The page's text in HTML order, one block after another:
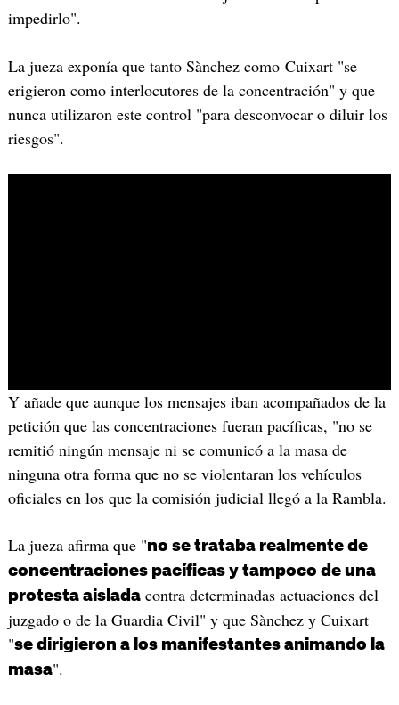
impedirlo".
La jueza exponía que tanto Sànchez como Cuixart "se
erigieron como interlocutores de la concentración" y que
nunca utilizaron este control "para desconvocar o diluir los
riesgos".
Y añade que aunque los mensajes iban acompañados de la
petición que las concentraciones fueran pacíficas, "no se
remitió ningún mensaje ni se comunicó a la masa de
ninguna otra forma que no se violentaran los vehículos
oficiales en los que la comisión judicial llegó a la Rambla.
La jueza afirma que "no se trataba realmente de
concentraciones pacíficas y tampoco de una
protesta aisladacontra determinadas actuaciones del
juzgado o de la Guardia Civil" y que Sànchez y Cuixart
"se dirigieron a los manifestantes animando la
masa".